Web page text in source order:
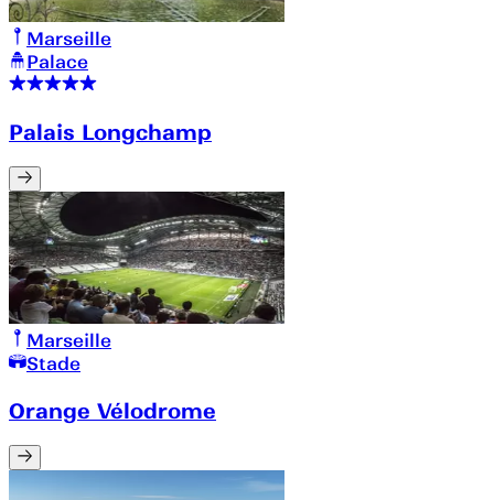
Marseille
Palace
Palais Longchamp
Marseille
Stade
Orange Vélodrome